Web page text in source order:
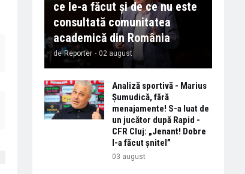
ce le-a făcut și de ce nu este
consultată comunitatea
academică din România
de Reporter - 02 august
Analiză sportivă - Marius
Șumudică, fără
menajamente! S-a luat de
un jucător după Rapid -
CFR Cluj: „Jenant! Dobre
l-a făcut șnitel”
03 august